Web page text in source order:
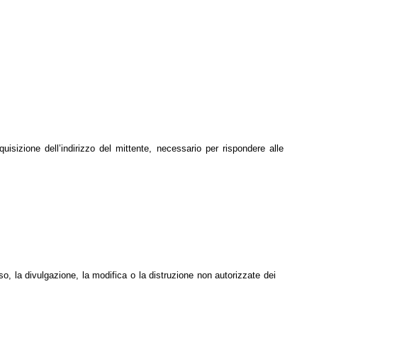
dell’indirizzo del mittente, necessario per rispondere alle
la divulgazione, la modifica o la distruzione non autorizzate dei